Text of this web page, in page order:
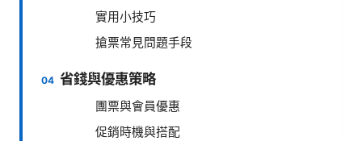
實用小技巧
搶票常見問題手段
省錢與優惠策略
團票與會員優惠
促銷時機與搭配